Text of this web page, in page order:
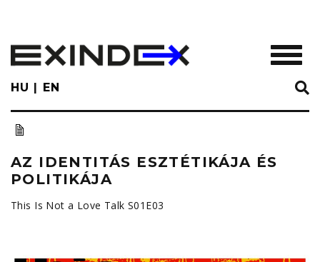
main
content
HU EN
AZ IDENTITÁS ESZTÉTIKÁJA ÉS
POLITIKÁJA
This Is Not a Love Talk S01E03